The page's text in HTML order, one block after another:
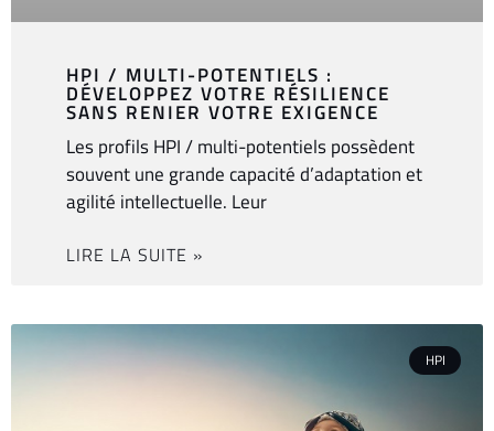
HPI / MULTI-POTENTIELS :
DÉVELOPPEZ VOTRE RÉSILIENCE
SANS RENIER VOTRE EXIGENCE
Les profils HPI / multi-potentiels possèdent
souvent une grande capacité d’adaptation et
agilité intellectuelle. Leur
LIRE LA SUITE »
HPI